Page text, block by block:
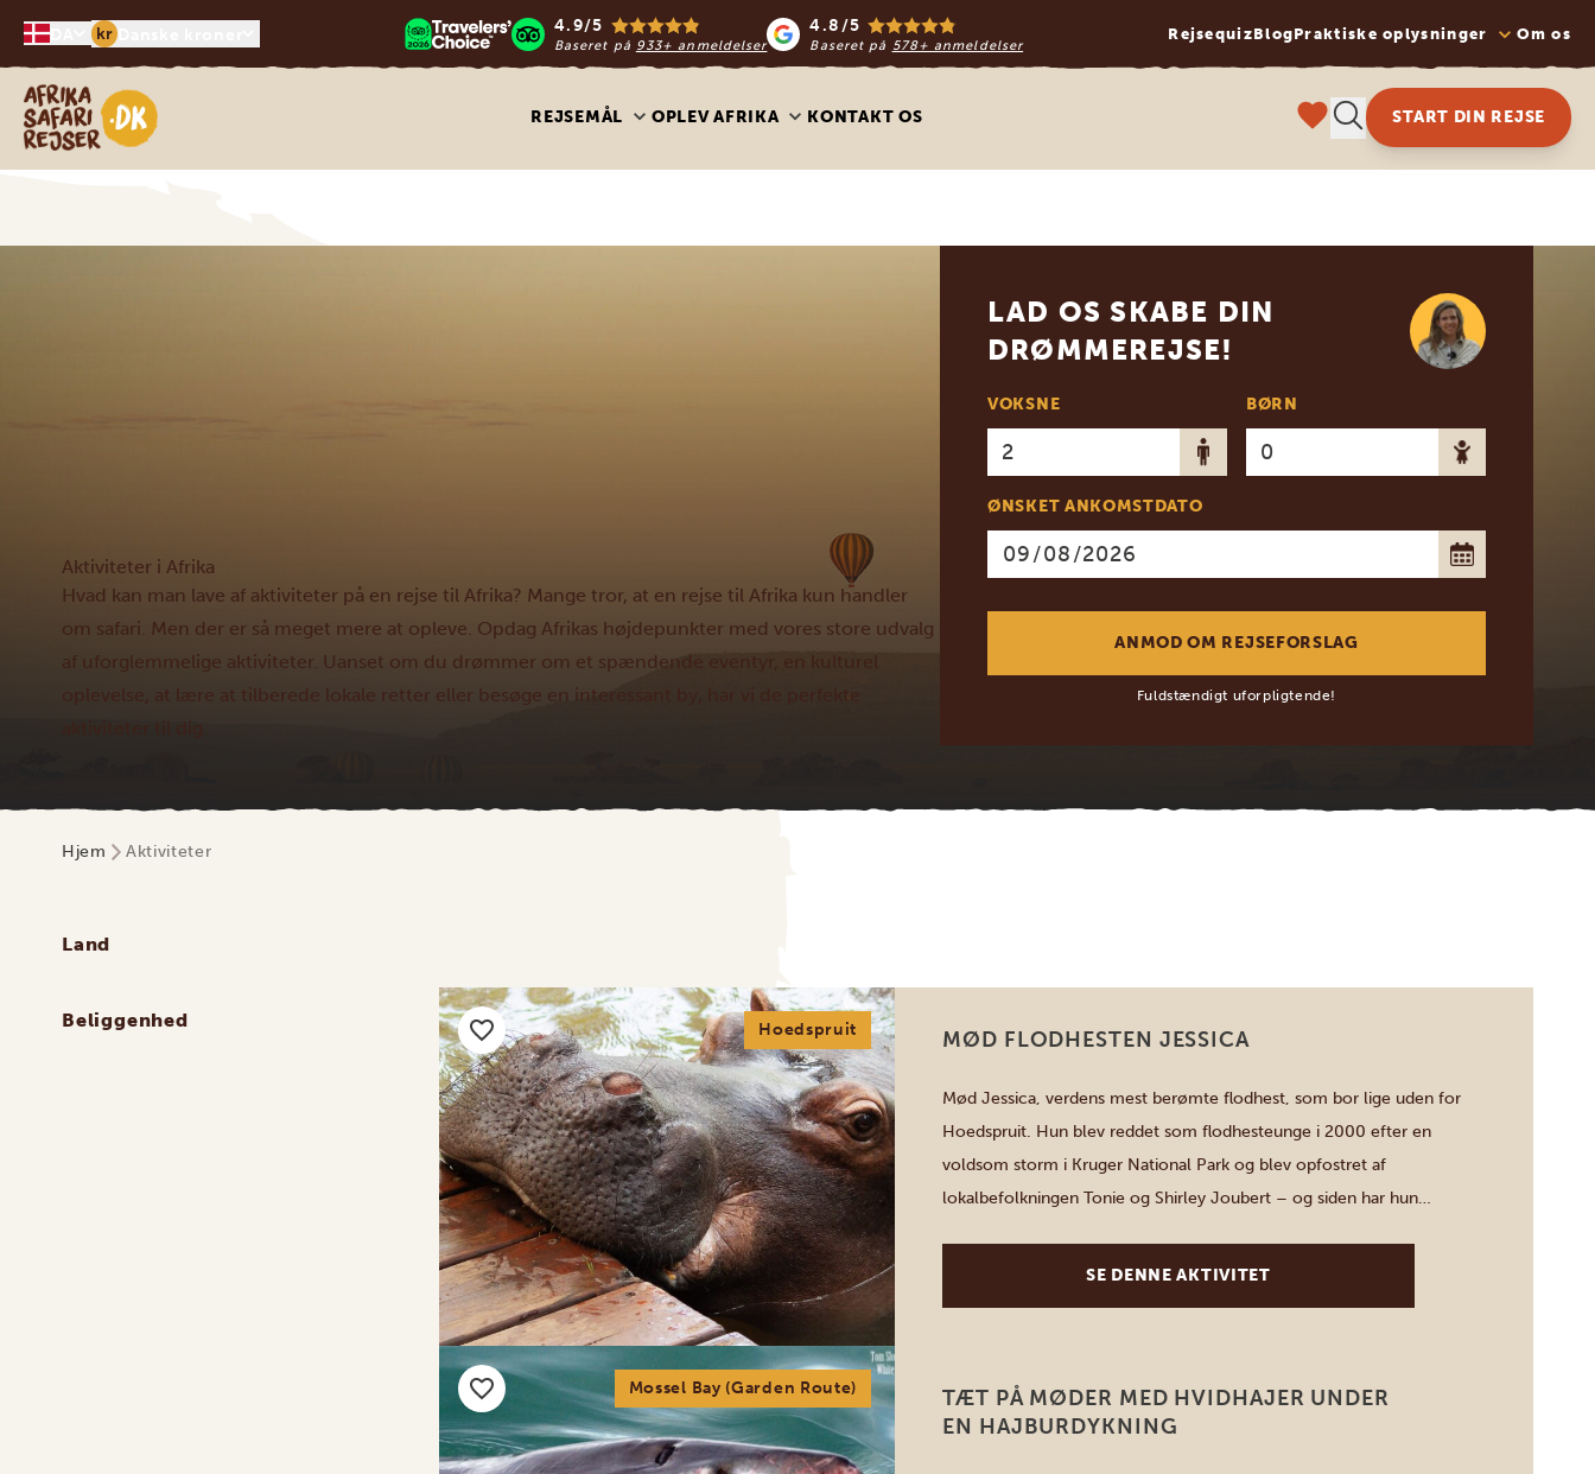
kr 4.9/5
Baseret på 933+ anmeldelser
4.8/5
Baseret på 578+ anmeldelser
RejsequizBlogPraktiske oplysninger Om os
Safari-rejser i Afrika
REJSEMÅL OPLEV AFRIKA KONTAKT OS START DIN REJSE
Aktiviteter i Afrika
Hvad kan man lave af aktiviteter på en rejse til Afrika? Mange tror, at en rejse til Afrika kun handler
om safari. Men der er så meget mere at opleve. Opdag Afrikas højdepunkter med vores store udvalg
af uforglemmelige aktiviteter. Uanset om du drømmer om et spændende eventyr, en kulturel
oplevelse, at lære at tilberede lokale retter eller besøge en interessant by, har vi de perfekte
LAD OS SKABE DIN
DRØMMEREJSE!
VOKSNE BØRN
ØNSKET ANKOMSTDATO
Fuldstændigt uforpligtende!
Hjem Aktiviteter
Land
Beliggenhed Hoedspruit MØD FLODHESTEN JESSICA
Mød Jessica, verdens mest berømte flodhest, som bor lige uden for
Hoedspruit. Hun blev reddet som flodhesteunge i 2000 efter en
voldsom storm i Kruger National Park og blev opfostret af
lokalbefolkningen Tonie og Shirley Joubert – og siden har hun
blevet ledsaget af […]
SE DENNE AKTIVITET
Mossel Bay (Garden Route)
TÆT PÅ MØDER MED HVIDHAJER UNDER
EN HAJBURDYKNING